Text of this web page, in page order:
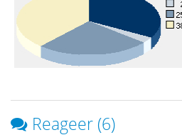
Reageer (6)